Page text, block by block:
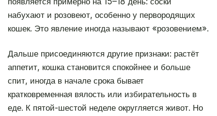
набухают и розовеют, особенно у первородящих
кошек. Это явление иногда называют «розовением».
Дальше присоединяются другие признаки: растёт
аппетит, кошка становится спокойнее и больше
спит, иногда в начале срока бывает
кратковременная вялость или избирательность в
еде. К пятой-шестой неделе округляется живот. Но